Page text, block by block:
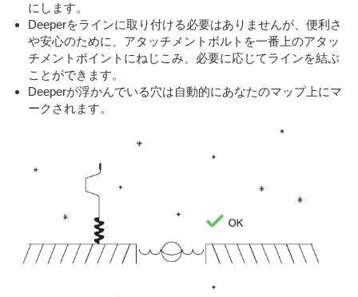
にします。
Deeperをラインに取り付ける必要はありませんが、便利さ
や安心のために、アタッチメントボルトを一番上のアタッ
チメントポイントにねじこみ、必要に応じてラインを結ぶ
ことができます。
Deeperが浮かんでいる穴は自動的にあなたのマップ上にマ
ークされます。